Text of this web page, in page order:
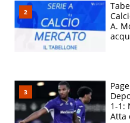
A.
1-1:
Atta